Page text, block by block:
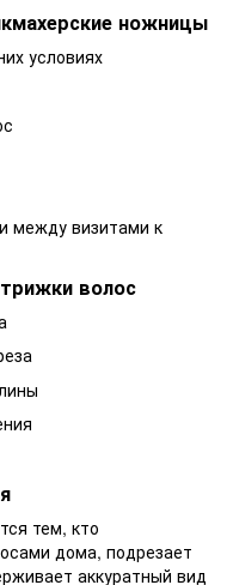
ножницы
условиях
между визитами к
волос
тем, кто
дома, подрезает
аккуратный вид